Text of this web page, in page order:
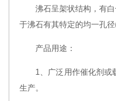
沸石呈架状结构，有
于沸石有其特定的均一孔
产品用途：
1、广泛用作催化剂或
生产。